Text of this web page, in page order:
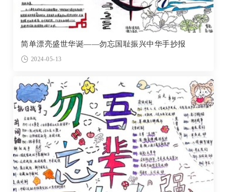
简单漂亮盛世华诞——勿忘国耻振兴中华手抄报
2024-05-13